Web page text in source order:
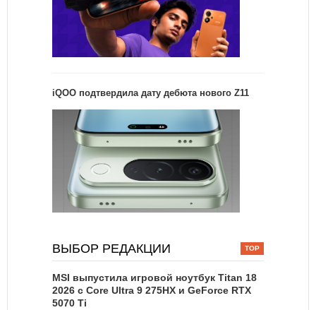
iQOO подтвердила дату дебюта нового Z11
ВЫБОР РЕДАКЦИИ
MSI выпустила игровой ноутбук Titan 18
2026 с Core Ultra 9 275HX и GeForce RTX
5070 Ti